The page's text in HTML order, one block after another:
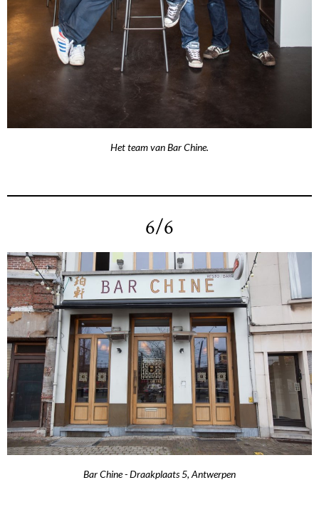
Het team van Bar Chine.
6/6
Bar Chine - Draakplaats 5, Antwerpen